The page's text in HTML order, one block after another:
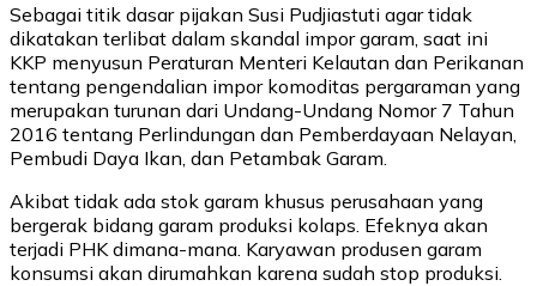
Sebagai titik dasar pijakan Susi Pudjiastuti agar tidak
dikatakan terlibat dalam skandal impor garam, saat ini
KKP menyusun Peraturan Menteri Kelautan dan Perikanan
tentang pengendalian impor komoditas pergaraman yang
merupakan turunan dari Undang-Undang Nomor 7 Tahun
2016 tentang Perlindungan dan Pemberdayaan Nelayan,
Pembudi Daya Ikan, dan Petambak Garam.
Akibat tidak ada stok garam khusus perusahaan yang
bergerak bidang garam produksi kolaps. Efeknya akan
terjadi PHK dimana-mana. Karyawan produsen garam
konsumsi akan dirumahkan karena sudah stop produksi.